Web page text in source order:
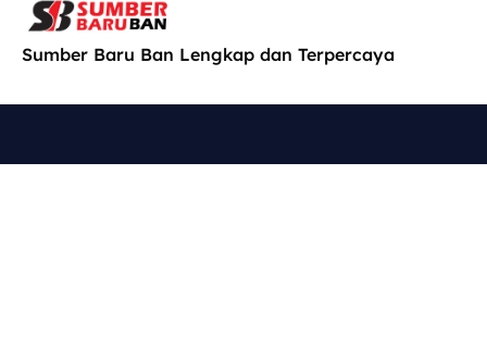
Sumber Baru Ban Lengkap dan Terpercaya